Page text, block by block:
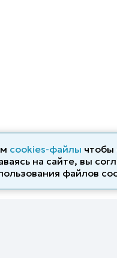
cookies-файлы чтобы
на сайте, вы
файлов